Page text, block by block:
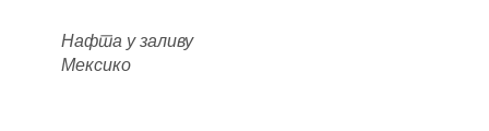
Нафта у заливу
Мексико